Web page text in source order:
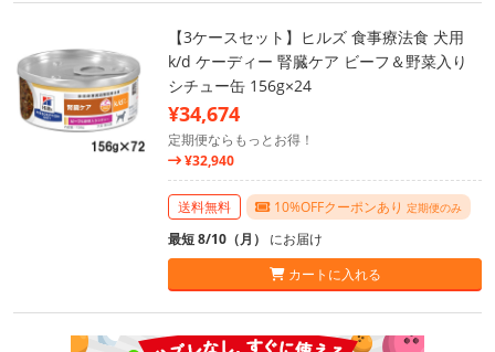
【3ケースセット】ヒルズ 食事療法食 犬用
k/d ケーディー 腎臓ケア ビーフ＆野菜入り
シチュー缶 156g×24
¥34,674
定期便ならもっとお得！
¥32,940
送料無料 10%OFFクーポンあり 定期便のみ
最短 8/10（月） にお届け
カートに入れる